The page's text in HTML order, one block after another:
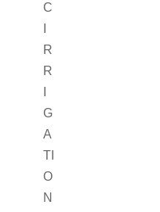
C
R
R
G
A
TI
O
N